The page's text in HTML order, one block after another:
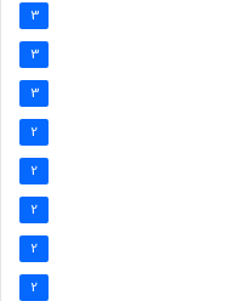
3
3
3
2
2
2
2
2